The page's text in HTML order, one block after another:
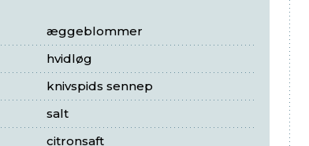
æggeblommer
hvidløg
knivspids sennep
salt
citronsaft